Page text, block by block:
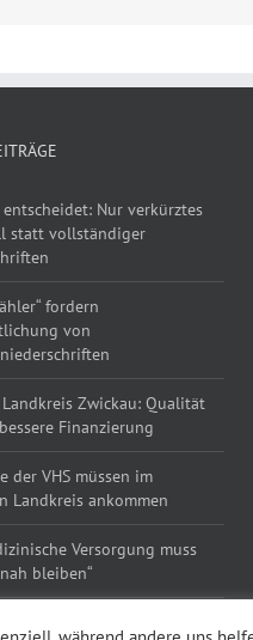
Nur verkürztes
statt vollständiger
fordern
von
Zwickau: Qualität
Finanzierung
der VHS müssen im
Landkreis ankommen
Versorgung muss
bleiben“